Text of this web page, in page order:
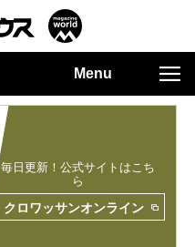
Menu
毎日更新！公式サイトはこち
ら
クロワッサンオンライン